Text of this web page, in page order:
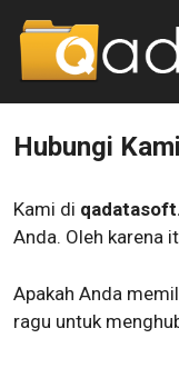
Hubungi Kami
Kami di
Anda. Oleh karena
Apakah Anda
ragu untuk